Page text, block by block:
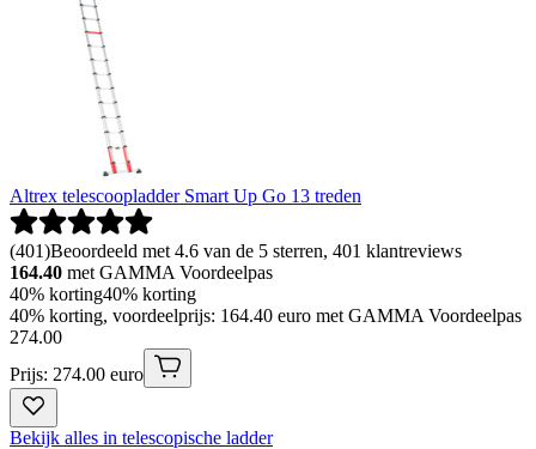
Altrex telescoopladder Smart Up Go 13 treden
(401)Beoordeeld met 4.6 van de 5 sterren, 401 klantreviews
164.40 met GAMMA Voordeelpas
40% korting40% korting
40% korting, voordeelprijs: 164.40 euro met GAMMA Voordeelpas
274.00
Prijs: 274.00 euro
Bekijk alles in telescopische ladder